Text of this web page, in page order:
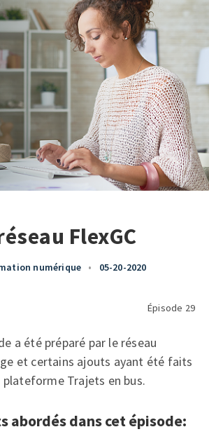
FlexGC
numérique • 05-20-2020
Épisode 29
a été préparé par le réseau
et certains ajouts ayant été faits
plateforme Trajets en bus.
abordés dans cet épisode: